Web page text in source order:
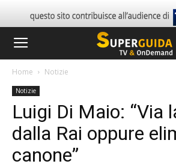
Home Notizie
Notizie
Luigi Di Maio: “Via
dalla Rai oppure
canone”